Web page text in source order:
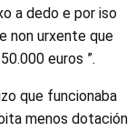
a dedo e por iso
non urxente que
euros ”.
que funcionaba
menos dotación